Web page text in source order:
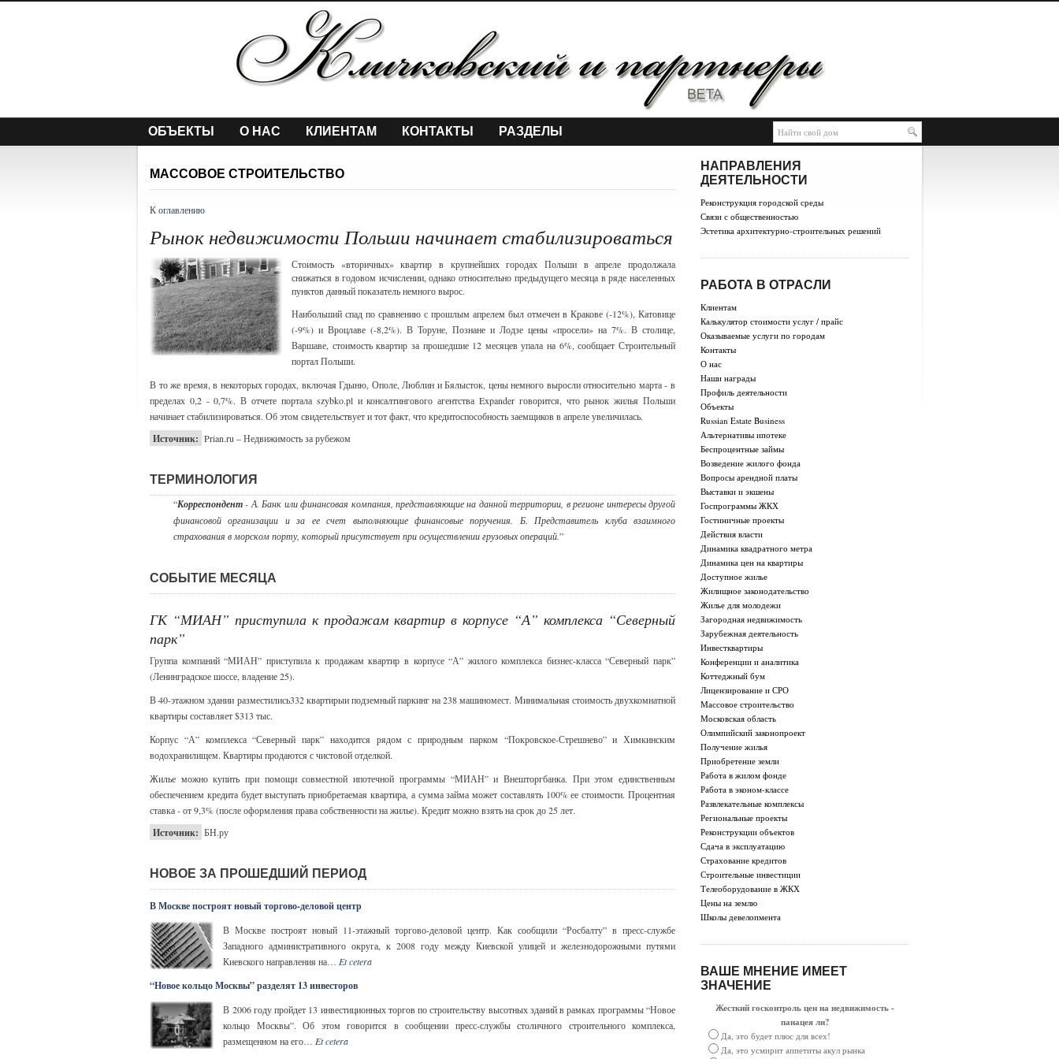
ОБЪЕКТЫ О НАС КЛИЕНТАМ КОНТАКТЫ РАЗДЕЛЫ
МАССОВОЕ СТРОИТЕЛЬСТВО
К оглавлению
Рынок недвижимости Польши начинает стабилизироваться
Стоимость «вторичных» квартир в крупнейших городах Польши в апреле продолжала
снижаться в годовом исчислении, однако относительно предыдущего месяца в ряде населенных
пунктов данный показатель немного вырос.
Наибольший спад по сравнению с прошлым апрелем был отмечен в Кракове (-12%), Катовице
(-9%) и Вроцлаве (-8,2%). В Торуне, Познане и Лодзе цены «просели» на 7%. В столице,
Варшаве, стоимость квартир за прошедшие 12 месяцев упала на 6%, сообщает Строительный
портал Польши.
В то же время, в некоторых городах, включая Гдыню, Ополе, Люблин и Бялысток, цены немного выросли относительно марта - в
пределах 0,2 - 0,7%. В отчете портала szybko.pl и консалтингового агентства Expander говорится, что рынок жилья Польши
начинает стабилизироваться. Об этом свидетельствует и тот факт, что кредитоспособность заемщиков в апреле увеличилась.
Источник: Prian.ru – Недвижимость за рубежом
ТЕРМИНОЛОГИЯ
“Корреспондент- А. Банк или финансовая компания, представляющие на данной территории, в регионе интересы другой
финансовой организации и за ее счет выполняющие финансовые поручения. Б. Представитель клуба взаимного
страхования в морском порту, который присутствует при осуществлении грузовых операций.”
СОБЫТИЕ МЕСЯЦА
ГК “МИАН” приступила к продажам квартир в корпусе “А” комплекса “Северный
парк”
Группа компаний “МИАН” приступила к продажам квартир в корпусе “А” жилого комплекса бизнес-класса “Северный парк”
(Ленинградское шоссе, владение 25).
В 40-этажном здании разместились332 квартирыи подземный паркинг на 238 машиномест. Минимальная стоимость двухкомнатной
квартиры составляет $313 тыс.
Корпус “А” комплекса “Северный парк” находится рядом с природным парком “Покровское-Стрешнево” и Химкинским
водохранилищем. Квартиры продаются с чистовой отделкой.
Жилье можно купить при помощи совместной ипотечной программы “МИАН” и Внешторгбанка. При этом единственным
обеспечением кредита будет выступать приобретаемая квартира, а сумма займа может составлять 100% ее стоимости. Процентная
ставка - от 9,3% (после оформления права собственности на жилье). Кредит можно взять на срок до 25 лет.
Источник: БН.ру
НОВОЕ ЗА ПРОШЕДШИЙ ПЕРИОД
В Москве построят новый торгово-деловой центр
В Москве построят новый 11-этажный торгово-деловой центр. Как сообщили “Росбалту” в пресс-службе
Западного административного округа, к 2008 году между Киевской улицей и железнодорожными путями
Киевского направления на… Et cetera
“Новое кольцо Москвы” разделят 13 инвесторов
В 2006 году пройдет 13 инвестиционных торгов по строительству высотных зданий в рамках программы “Новое
кольцо Москвы”. Об этом говорится в сообщении пресс-службы столичного строительного комплекса,
размещенном на его… Et cetera
НАПРАВЛЕНИЯ
ДЕЯТЕЛЬНОСТИ
Реконструкция городской среды
Связи с общественностью
Эстетика архитектурно-строительных решений
РАБОТА В ОТРАСЛИ
Клиентам
Калькулятор стоимости услуг / прайс
Оказываемые услуги по городам
Контакты
О нас
Наши награды
Профиль деятельности
Объекты
Russian Estate Business
Альтернативы ипотеке
Беспроцентные займы
Возведение жилого фонда
Вопросы арендной платы
Выставки и экшены
Госпрограммы ЖКХ
Гостиничные проекты
Действия власти
Динамика квадратного метра
Динамика цен на квартиры
Доступное жилье
Жилищное законодательство
Жилье для молодежи
Загородная недвижимость
Зарубежная деятельность
Инвестквартиры
Конференции и аналитика
Коттеджный бум
Лицензирование и СРО
Массовое строительство
Московская область
Олимпийский законопроект
Получение жилья
Приобретение земли
Работа в жилом фонде
Работа в эконом-классе
Развлекательные комплексы
Региональные проекты
Реконструкции объектов
Сдача в эксплуатацию
Страхование кредитов
Строительные инвестиции
Телеоборудование в ЖКХ
Цены на землю
Школы девелопмента
ВАШЕ МНЕНИЕ ИМЕЕТ
ЗНАЧЕНИЕ
Жесткий госконтроль цен на недвижимость -
панацея ли?
Да, это будет плюс для всех!
Да, это усмирит аппетиты акул рынка